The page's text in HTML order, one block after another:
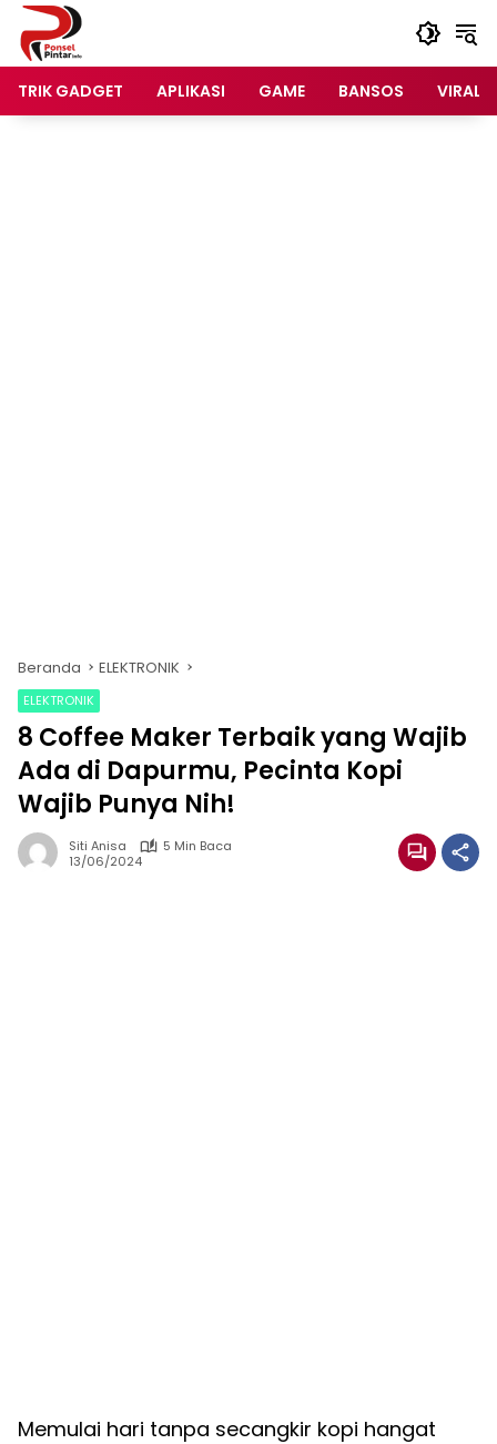
Langsung
konten
TRIK GADGET
APLIKASI GAME BANSOS VIRAL
Beranda ELEKTRONIK
ELEKTRONIK
8 Coffee Maker Terbaik yang Wajib
Ada di Dapurmu, Pecinta Kopi
Wajib Punya Nih!
Siti Anisa
5 Min Baca
13/06/2024
Memulai hari tanpa secangkir kopi hangat